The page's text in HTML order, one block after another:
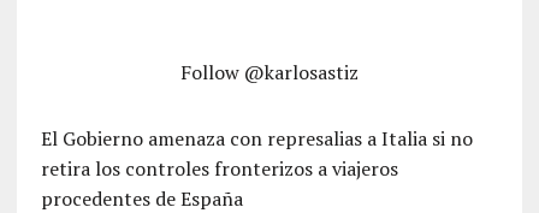
Follow @karlosastiz
El Gobierno amenaza con represalias a Italia si no
retira los controles fronterizos a viajeros
procedentes de España